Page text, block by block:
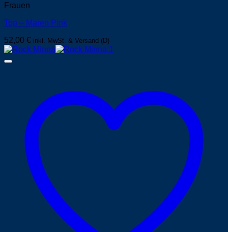
Frauen
Top – Maren Pink
52,00 € inkl. MwSt. & Versand (D)